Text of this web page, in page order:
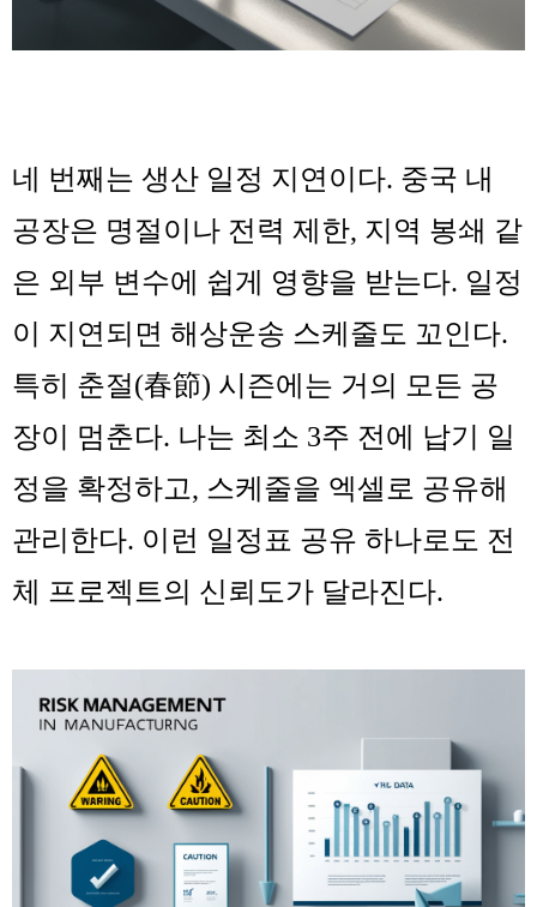
네 번째는 생산 일정 지연이다. 중국 내
공장은 명절이나 전력 제한, 지역 봉쇄 같
은 외부 변수에 쉽게 영향을 받는다. 일정
이 지연되면 해상운송 스케줄도 꼬인다.
특히 춘절(春節) 시즌에는 거의 모든 공
장이 멈춘다. 나는 최소 3주 전에 납기 일
정을 확정하고, 스케줄을 엑셀로 공유해
관리한다. 이런 일정표 공유 하나로도 전
체 프로젝트의 신뢰도가 달라진다.